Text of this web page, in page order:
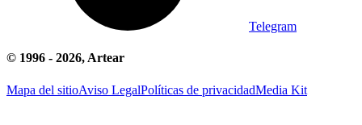
Telegram
© 1996 - 2026, Artear
Mapa del sitioAviso LegalPolíticas de privacidadMedia Kit